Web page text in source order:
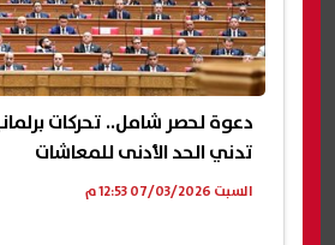
دعوة لحصر شامل.. تحركات
تدني الحد الأدنى للمعاشات
السبت 07/03/2026 12:53 م